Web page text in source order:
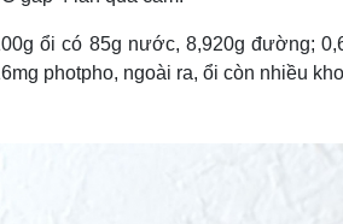
- món ngon
khoa
online
Nhà đẹp
Blog
Tình yêu - Gia đình
ổi có 85g nước, 8,920g đường;
photpho, ngoài ra, ổi còn nhiều